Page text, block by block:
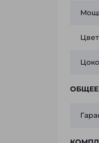
ОБЩЕЕ